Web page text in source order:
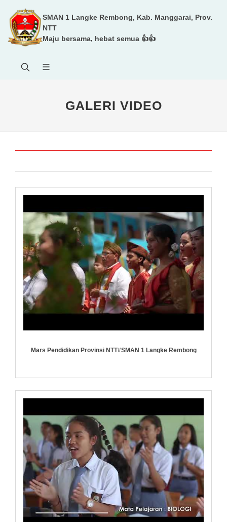
SMAN 1 Langke Rembong, Kab. Manggarai, Prov.
NTT
Maju bersama, hebat semua 👍👍
GALERI VIDEO
Mars Pendidikan Provinsi NTT#SMAN 1 Langke Rembong